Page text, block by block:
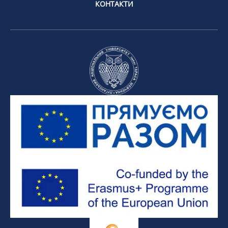
КОНТАКТИ